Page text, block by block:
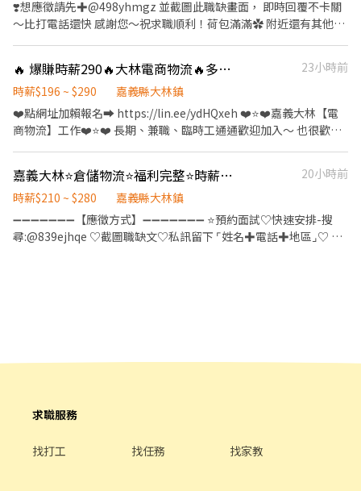
ෆෆෆෆෆෆ✨ ❤️‍服務專員:小旻 ❤️‍加賴詢問:搜尋帳號@547qfznf（記
得加＠） ❤️‍點擊加入:https://lin.ee/TuSzLpe (加入後請傳: 職缺截
................................................................................. 短派 ➡️大夜00:00-09:00 :
時薪$210 檔期津貼$35 ➡️小夜00:00-04:00 : 時薪$200 檔期津貼$15
➡️早五班05:00-09:00 : 時薪$200 檔期津貼$30 ➡️早班09:00-18:00 :
時薪$196 ➡️早班短09:00-15:30 : 時薪$196 ➡️晚班15:00-00:30 : 時
—————————————————— 《工作內容》 理貨員 ◾負責倉儲物
流理貨作業（撿貨、分貨、理貨） ◾異常包裹、每日作業異常排除 ◾
包裹條碼掃描
━━━━━━━━━━━━━━━━━━━━━━━━━━ ▶工作
━━━━━━━━━━━━━━━━━━━━━━━━━━ ▶休假
制度 長期派遣-排休或周休六日任選 短期派遣-單日報班隨您安排
福利 ⭐月時數達標獎金、不定期單天出勤獎金 ⭐本公司加發久任獎
金-上班滿22天給予1000元獎金、介紹人員獎金 ⭐日領薪不押不
扣，不要再問惹，可用非本人帳戶
━━━━━━━━━━━━━━━━━━━━━━━━━━ ▶快速
～ 或直接點擊以下連結：https://lin.ee/89FJHKS1
❣️想應徵請先✚@498yhmgz 並截圖此職缺畫面， 即時回覆不卡關
～比打電話還快 感謝您～祝求職順利！荷包滿滿✿ 附近還有其他職
可選4H、8H ✅排休彈性，也可週休六日 ✅國定假日薪資雙倍 ✅三
節獎金、久任獎金 ✴️主要是「整理、分類包裹」。 依照地區放到
正確的櫃子，並配合刷條碼完成系統登記。 ➡️早班 09:00-18:00
排休 $215/H 周休 $210/H ------------------------------------------
$220/H（固定休日一） ------------------------------------------ ➡️
大夜 00:00-09:00 大夜班舉例說明：若 1/5 上班，代表 1/5 早上
---------- ➡️休假制度：排休、週休、自由報班（三種任選） ⚠️能長
時間站立+走動式工作作業 ⭐歡迎情侶/朋友/家人/同學一起打工 ⭐可
🔥 爆賺時薪290🔥大林電商物流🔥多班別任選🔥兼職臨時工超歡迎🔥
23小時前
時薪$196 ~ $290
嘉義縣大林鎮
❤️點網址加賴報名➡️ https://lin.ee/ydHQxeh ❤️⭐️❤️嘉義大林【電
商物流】工作❤️⭐️❤️ 長期、兼職、臨時工通通歡迎加入～ 也很歡迎
【工作內容】 主要是做電商物流相關的工作喔～ ✅ 撿貨✅ 包裝 ⏰
【上班時段＆時薪】 多種班別可以選，想日班夜班都沒問題！ ✔️ 上
時薪215 ➡️早五臨時:05:00~09:00，時薪225 ➡️早班短臨
時:09:00~15:30，時薪196 ➡️早班:09:00~18:00，時薪196~215 ➡️晚
職缺】方便快速回覆喔!!
嘉義大林⭐倉儲物流⭐福利完整⭐時薪210-280⭐運輸調度/理貨⭐蝦倉CC
20小時前
時薪$210 ~ $280
嘉義縣大林鎮
➖➖➖➖➖➖➖【應徵方式】➖➖➖➖➖➖➖ ⭐預約面試♡快速安排-搜
尋:@839ejhqe ♡截圖職缺文♡私訊留下 ⌜姓名✚電話✚地區⌟♡ ⭐
－09:00 💼 工作內容 執行商品進貨及出貨作業 包裹理貨及異常包裹
處理 排除每日現場作業異常 協助帶領10人以上工作小組 掌握每日
隊，將先從現場作業開始實習，熟悉流程後再依工作表現安排管理
求職服務
找打工 找任務 找家教